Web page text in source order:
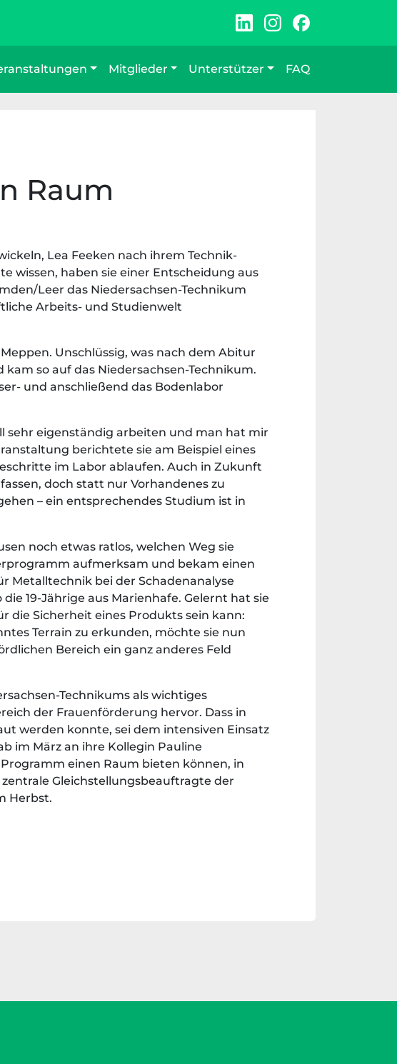
Mitglieder Unterstützer FAQ
Raum
Lea Feeken nach ihrem Technik-
wissen, haben sie einer Entscheidung aus
Leer das Niedersachsen-Technikum
Arbeits- und Studienwelt
Unschlüssig, was nach dem Abitur
so auf das Niedersachsen-Technikum.
und anschließend das Bodenlabor
sehr eigenständig arbeiten und man hat mir
berichtete sie am Beispiel eines
im Labor ablaufen. Auch in Zukunft
doch statt nur Vorhandenes zu
– ein entsprechendes Studium ist in
noch etwas ratlos, welchen Weg sie
aufmerksam und bekam einen
Metalltechnik bei der Schadenanalyse
19-Jährige aus Marienhafe. Gelernt hat sie
die Sicherheit eines Produkts sein kann:
Terrain zu erkunden, möchte sie nun
Bereich ein ganz anderes Feld
Technikums als wichtiges
der Frauenförderung hervor. Dass in
werden konnte, sei dem intensiven Einsatz
im März an ihre Kollegin Pauline
einen Raum bieten können, in
Gleichstellungsbeauftragte der
Herbst.